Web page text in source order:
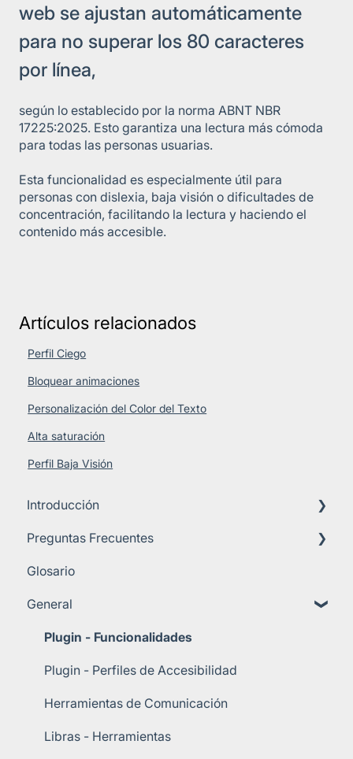
web se ajustan automáticamente
para no superar los 80 caracteres
por línea,
según lo establecido por la norma ABNT NBR
17225:2025. Esto garantiza una lectura más cómoda
para todas las personas usuarias.
Esta funcionalidad es especialmente útil para
personas con dislexia, baja visión o dificultades de
concentración, facilitando la lectura y haciendo el
contenido más accesible.
Artículos relacionados
Perfil Ciego
Bloquear animaciones
Personalización del Color del Texto
Alta saturación
Perfil Baja Visión
Introducción
Sobre Perto Digital
Importancia de la Accesibilidad
Guía de Inicio
Preguntas Frecuentes
Requisitos Técnicos
Planes y Precios
Soporte al Cliente
Implementación
Glosario
General
Plugin - Funcionalidades
Plugin - Perfiles de Accesibilidad
Herramientas de Comunicación
Libras - Herramientas